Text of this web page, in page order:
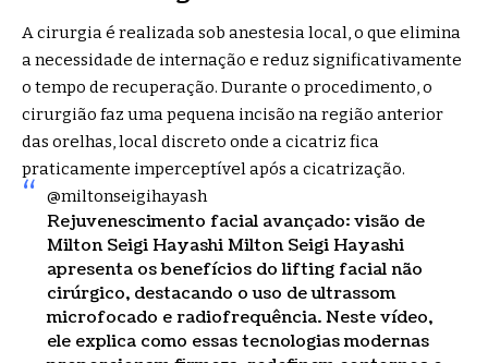
A cirurgia é realizada sob anestesia local, o que elimina
a necessidade de internação e reduz significativamente
o tempo de recuperação. Durante o procedimento, o
cirurgião faz uma pequena incisão na região anterior
das orelhas, local discreto onde a cicatriz fica
praticamente imperceptível após a cicatrização.
@miltonseigihayash
Rejuvenescimento facial avançado: visão de
Milton Seigi Hayashi Milton Seigi Hayashi
apresenta os benefícios do lifting facial não
cirúrgico, destacando o uso de ultrassom
microfocado e radiofrequência. Neste vídeo,
ele explica como essas tecnologias modernas